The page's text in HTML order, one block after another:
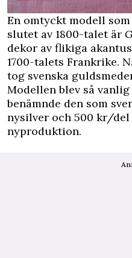
En omtyckt modell
slutet av 1800-talet är
dekor av flikiga
1700-talets Frankrike.
tog svenska
Modellen blev så
benämnde den som
nysilver och 500 kr/del
nyproduktion.